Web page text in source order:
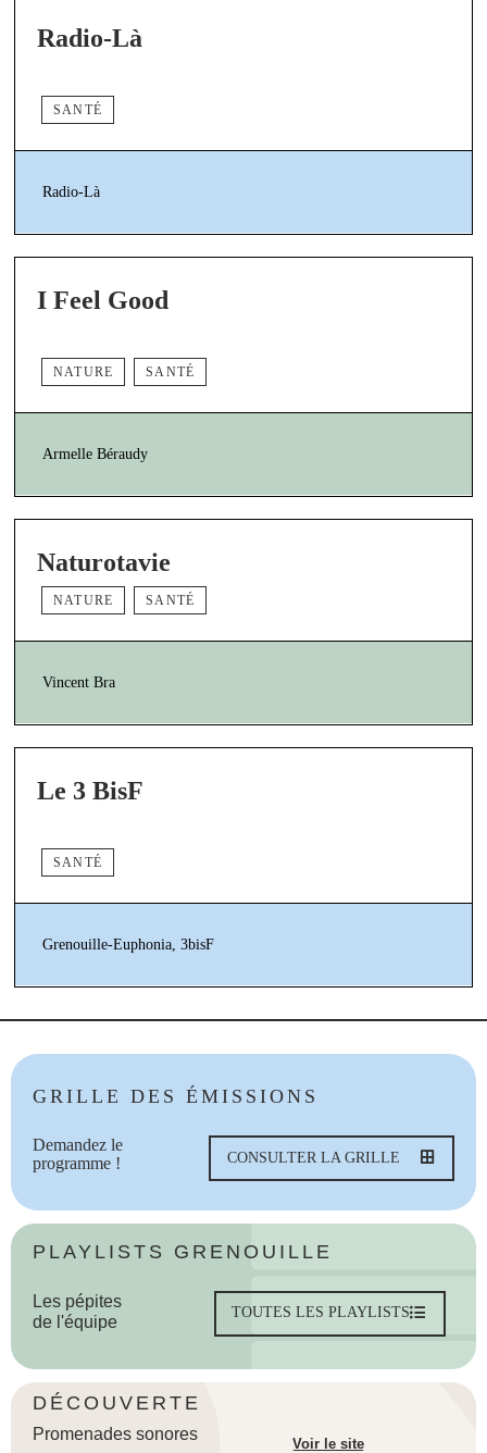
Radio-Là
SANTÉ
Radio-Là
I Feel Good
NATURE SANTÉ
Armelle Béraudy
Naturotavie
NATURE SANTÉ
Vincent Bra
Le 3 BisF
SANTÉ
Grenouille-Euphonia, 3bisF
GRILLE DES ÉMISSIONS
Demandez le
programme !
CONSULTER LA GRILLE
PLAYLISTS GRENOUILLE
Les pépites
de l'équipe
TOUTES LES PLAYLISTS
DÉCOUVERTE
Promenades sonores
Voir le site